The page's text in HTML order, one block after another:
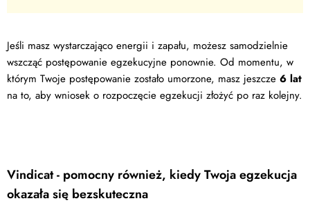
Jeśli masz wystarczająco energii i zapału, możesz samodzielnie
wszcząć postępowanie egzekucyjne ponownie. Od momentu, w
którym Twoje postępowanie zostało umorzone, masz jeszcze 6 lat
na to, aby wniosek o rozpoczęcie egzekucji złożyć po raz kolejny.
Vindicat - pomocny również, kiedy Twoja egzekucja
okazała się bezskuteczna